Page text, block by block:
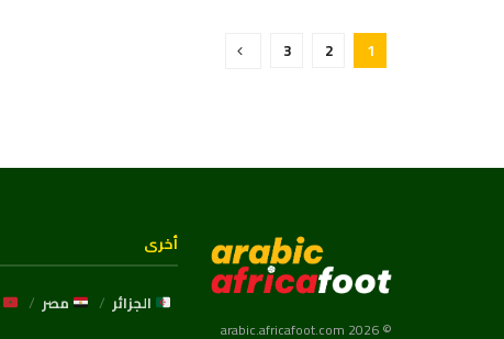
1
2
3
© 2026 arabic.africafoot.com
أخرى
الجزائر مصر